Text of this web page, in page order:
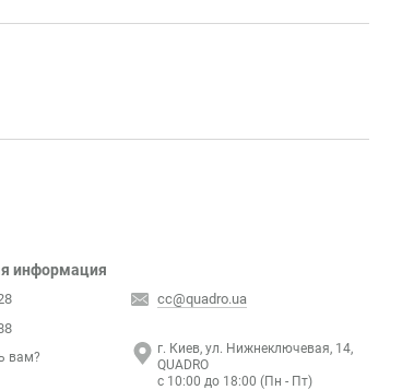
информация
вам?
cc@quadro.ua
г. Киев, ул. Нижнеключевая, 14,
QUADRO
с 10:00 до 18:00 (Пн - Пт)